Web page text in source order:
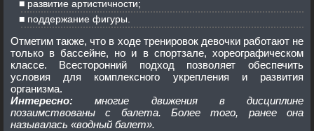
развитие артистичности;
поддержание фигуры.
Отметим также, что в ходе тренировок девочки работают не
только в бассейне, но и в спортзале, хореографическом
классе. Всесторонний подход позволяет обеспечить
условия для комплексного укрепления и развития
организма.
Интересно: многие движения в дисциплине
позаимствованы с балета. Более того, ранее она
называлась «водный балет».